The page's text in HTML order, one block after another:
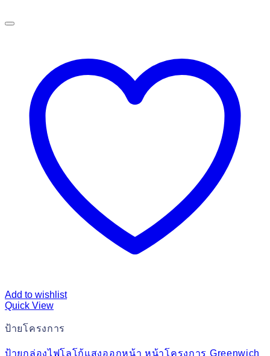
Add to wishlist
Quick View
ป้ายโครงการ
ป้ายกล่องไฟโลโก้แสงออกหน้า หน้าโครงการ Greenwich